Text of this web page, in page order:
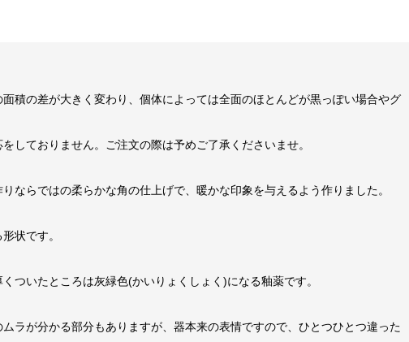
積の差が大きく変わり、個体によっては全面のほとんどが黒っぽい場合やグ
しておりません。ご注文の際は予めご了承くださいませ。
ならではの柔らかな角の仕上げで、暖かな印象を与えるよう作りました。
状です。
ついたところは灰緑色(かいりょくしょく)になる釉薬です。
ラが分かる部分もありますが、器本来の表情ですので、ひとつひとつ違った